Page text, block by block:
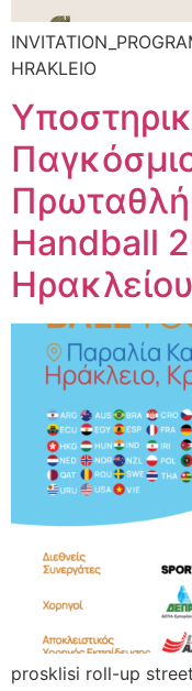
HRAKLEIO
Handball
Ηρακλείου
prosklisi roll-up